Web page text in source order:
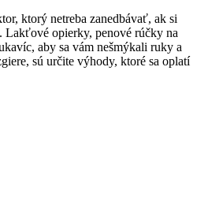
ktorý netreba zanedbávať, ak si
Lakťové opierky, penové rúčky na
aby sa vám nešmýkali ruky a
sú určite výhody, ktoré sa oplatí